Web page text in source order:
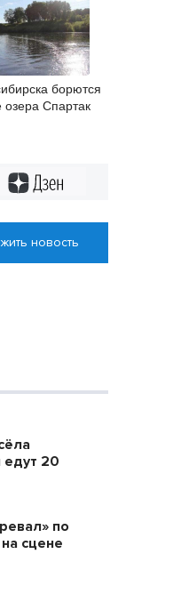
борются
озера Спартак
новость
едут 20
по
сцене